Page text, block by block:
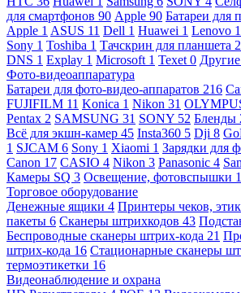
для смартфонов 90 Apple 90 Батареи для
Apple 1 ASUS 11 Dell 1 Huawei 1 Lenovo
Sony 1 Toshiba 1 Тачскрин для планшета
DNS 1 Explay 1 Microsoft 1 Texet 0
Фото-видеоаппаратура
Батареи для фото-видео-аппаратов 216
FUJIFILM 11 Konica 1 Nikon 31
Pentax 2 SAMSUNG 31 SONY 52 Бленды
Всё для экшн-камер 45 Insta360 5 Dji 8
1 SJCAM 6 Sony 1 Xiaomi 1 Зарядки для
Canon 17 CASIO 4 Nikon 3 Panasonic 4
Камеры SQ 3 Освещение, фотовспышки
Торговое оборудование
Денежные ящики 4 Принтеры чеков,
пакеты 6 Сканеры штрихкодов 43
Беспроводные сканеры штрих-кода 21
штрих-кода 16 Стационарные сканеры
термоэтикетки 16
Видеонаблюдение и охрана